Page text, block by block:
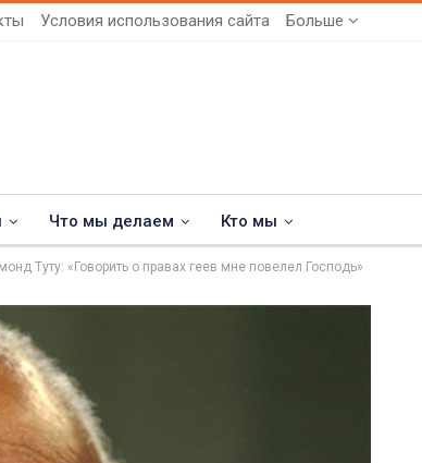
Условия использования сайта Больше
Что мы делаем Кто мы
Туту: «Говорить о правах геев мне повелел Господь»